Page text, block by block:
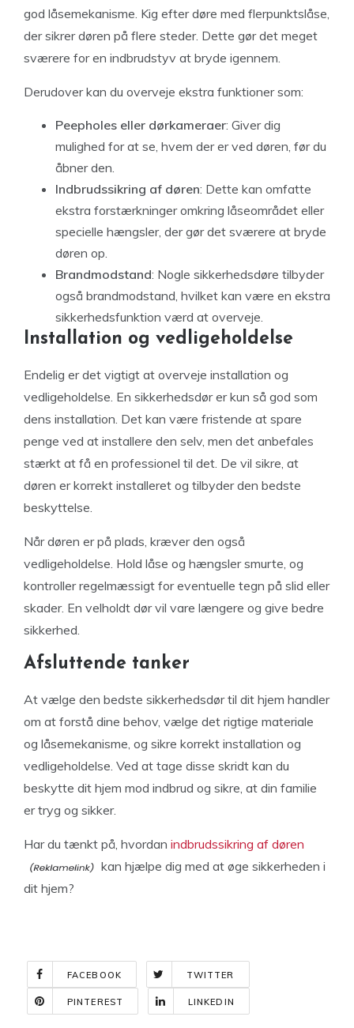
god låsemekanisme. Kig efter døre med flerpunktslåse,
der sikrer døren på flere steder. Dette gør det meget
sværere for en indbrudstyv at bryde igennem.
Derudover kan du overveje ekstra funktioner som:
Peepholes eller dørkameraer: Giver dig
mulighed for at se, hvem der er ved døren, før du
åbner den.
Indbrudssikring af døren: Dette kan omfatte
ekstra forstærkninger omkring låseområdet eller
specielle hængsler, der gør det sværere at bryde
døren op.
Brandmodstand: Nogle sikkerhedsdøre tilbyder
også brandmodstand, hvilket kan være en ekstra
sikkerhedsfunktion værd at overveje.
Installation og vedligeholdelse
Endelig er det vigtigt at overveje installation og
vedligeholdelse. En sikkerhedsdør er kun så god som
dens installation. Det kan være fristende at spare
penge ved at installere den selv, men det anbefales
stærkt at få en professionel til det. De vil sikre, at
døren er korrekt installeret og tilbyder den bedste
beskyttelse.
Når døren er på plads, kræver den også
vedligeholdelse. Hold låse og hængsler smurte, og
kontroller regelmæssigt for eventuelle tegn på slid eller
skader. En velholdt dør vil vare længere og give bedre
sikkerhed.
Afsluttende tanker
At vælge den bedste sikkerhedsdør til dit hjem handler
om at forstå dine behov, vælge det rigtige materiale
og låsemekanisme, og sikre korrekt installation og
vedligeholdelse. Ved at tage disse skridt kan du
beskytte dit hjem mod indbrud og sikre, at din familie
er tryg og sikker.
Har du tænkt på, hvordan indbrudssikring af døren
kan hjælpe dig med at øge sikkerheden i
dit hjem?
FACEBOOK TWITTER
PINTEREST LINKEDIN